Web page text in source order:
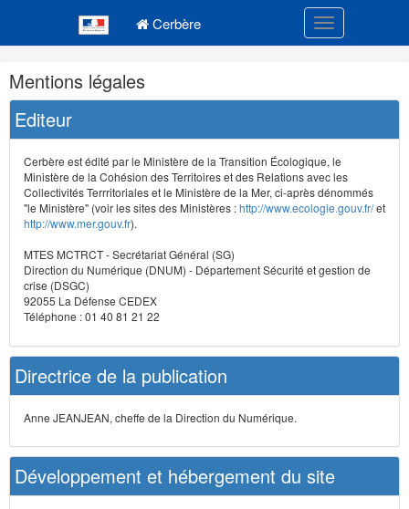
Cerbère Toggle
Navigation
et
outils
annexes
Mentions légales
Editeur
Cerbère est édité par le Ministère de la Transition Écologique, le
Ministère de la Cohésion des Territoires et des Relations avec les
Collectivités Terrritoriales et le Ministère de la Mer, ci-après dénommés
"le Ministère" (voir les sites des Ministères :http://www.ecologie.gouv.fr/et
http://www.mer.gouv.fr).
MTES MCTRCT - Secrétariat Général (SG)
Direction du Numérique (DNUM) - Département Sécurité et gestion de
crise (DSGC)
92055 La Défense CEDEX
Téléphone : 01 40 81 21 22
Directrice de la publication
Anne JEANJEAN, cheffe de la Direction du Numérique.
Développement et hébergement du site